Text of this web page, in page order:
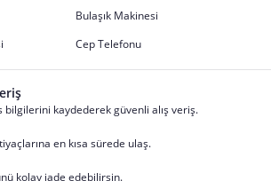
Bulaşık Makinesi
Cep Telefonu
bilgilerini kaydederek güvenli alış veriş.
en kısa sürede ulaş.
kolay iade edebilirsin.